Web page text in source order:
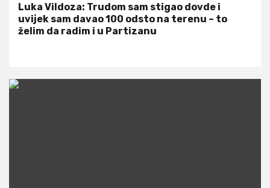
Luka Vildoza: Trudom sam stigao dovde i
uvijek sam davao 100 odsto na terenu – to
želim da radim i u Partizanu